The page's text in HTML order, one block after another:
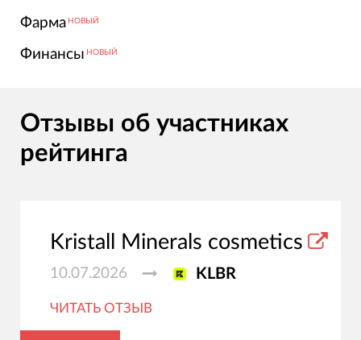
Фарма НОВЫЙ
Финансы НОВЫЙ
Отзывы об участниках
рейтинга
Kristall Minerals cosmetics
10.07.2026 KLBR
ЧИТАТЬ ОТЗЫВ